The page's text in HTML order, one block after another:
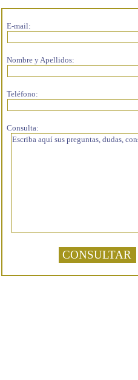
E-mail:
Nombre y Apellidos:
Teléfono:
Consulta: